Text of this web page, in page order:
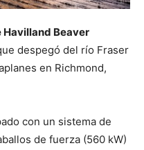
Havilland Beaver
despegó del río Fraser
en Richmond,
con un sistema de
de fuerza (560 kW)